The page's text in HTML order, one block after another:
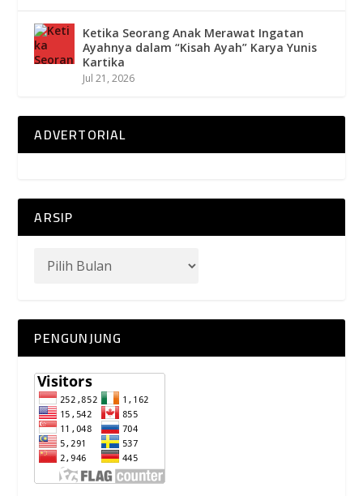
Ketika Seorang Anak Merawat Ingatan
Ayahnya dalam “Kisah Ayah” Karya Yunis
Kartika
Jul 21, 2026
ADVERTORIAL
ARSIP
PENGUNJUNG